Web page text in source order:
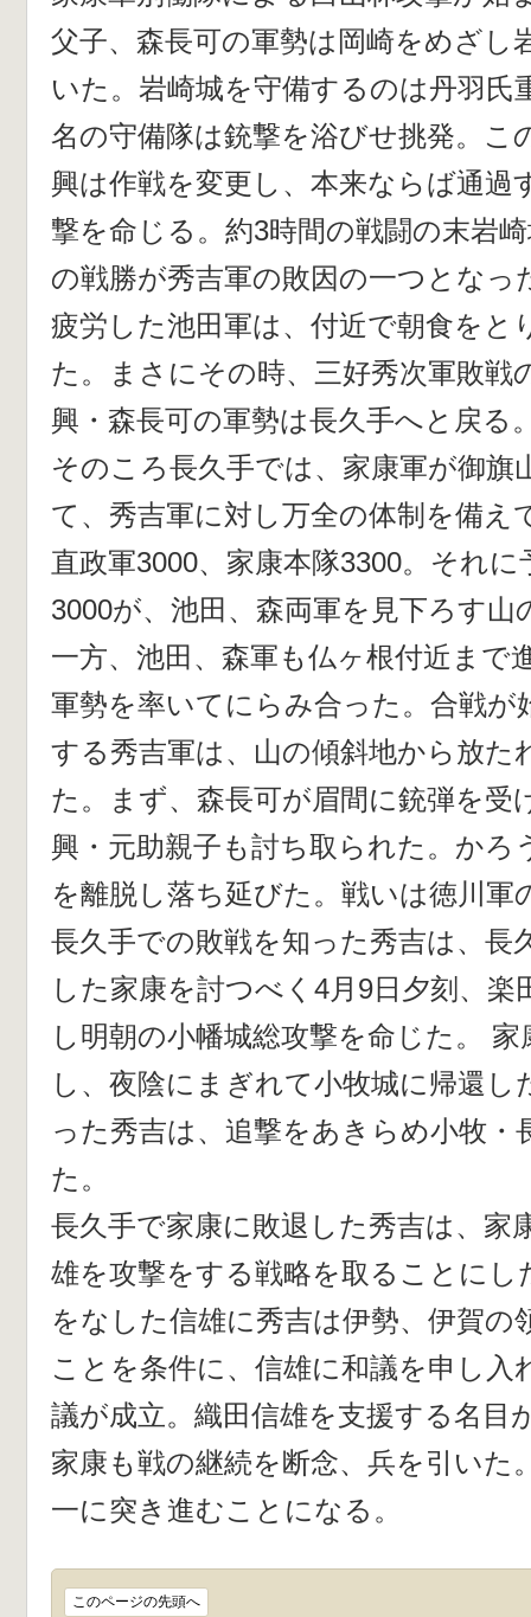
父子、森長可の軍勢は岡崎をめざし
いた。岩崎城を守備するのは丹羽氏
名の守備隊は銃撃を浴びせ挑発。こ
興は作戦を変更し、本来ならば通過
撃を命じる。約3時間の戦闘の末岩
の戦勝が秀吉軍の敗因の一つとなっ
疲労した池田軍は、付近で朝食をと
た。まさにその時、三好秀次軍敗戦
興・森長可の軍勢は長久手へと戻る
そのころ長久手では、家康軍が御旗
て、秀吉軍に対し万全の体制を備え
直政軍3000、家康本隊3300。それ
3000が、池田、森両軍を見下ろす山
一方、池田、森軍も仏ヶ根付近まで
軍勢を率いてにらみ合った。合戦が
する秀吉軍は、山の傾斜地から放た
た。まず、森長可が眉間に銃弾を受
興・元助親子も討ち取られた。かろ
を離脱し落ち延びた。戦いは徳川軍
長久手での敗戦を知った秀吉は、長
した家康を討つべく4月9日夕刻、楽
し明朝の小幡城総攻撃を命じた。
し、夜陰にまぎれて小牧城に帰還し
った秀吉は、追撃をあきらめ小牧・
た。
長久手で家康に敗退した秀吉は、家
雄を攻撃をする戦略を取ることにし
をなした信雄に秀吉は伊勢、伊賀の
ことを条件に、信雄に和議を申し入
議が成立。織田信雄を支援する名目
家康も戦の継続を断念、兵を引いた
一に突き進むことになる。
このページの先頭へ